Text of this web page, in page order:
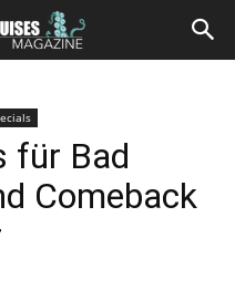
für Bad
Comeback